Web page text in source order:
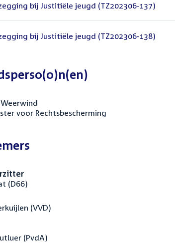
bij Justitiële jeugd (TZ202306-137)
bij Justitiële jeugd (TZ202306-138)
Weerwind
voor Rechtsbescherming
(D66)
(VVD)
(PvdA)